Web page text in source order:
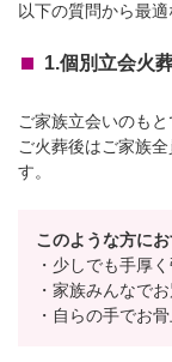
以下の質問から最
1.個別立会火
ご家族立会いのも
ご火葬後はご家族
す。
このような方に
・少しでも手厚
・家族みんなで
・自らの手でお